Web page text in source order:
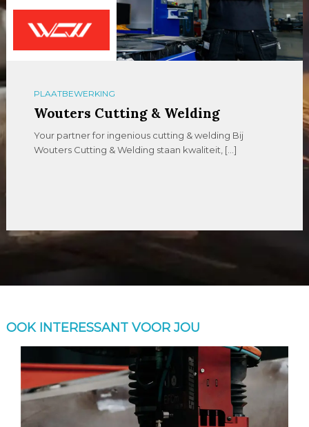
PLAATBEWERKING
Wouters Cutting & Welding
Your partner for ingenious cutting & welding Bij
Wouters Cutting & Welding staan kwaliteit, […]
OOK INTERESSANT VOOR JOU